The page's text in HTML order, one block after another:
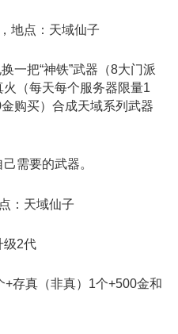
地点：天域仙子
把“神铁”武器（8大门派
（每天每个服务器限量1
购买）合成天域系列武器
需要的武器。
：天域仙子
级2代
存真（非真）1个+500金和